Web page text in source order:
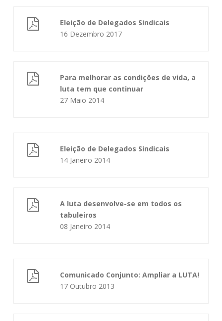
Eleição de Delegados Sindicais
16 Dezembro 2017
Para melhorar as condições de vida, a
luta tem que continuar
27 Maio 2014
Eleição de Delegados Sindicais
14 Janeiro 2014
A luta desenvolve-se em todos os
tabuleiros
08 Janeiro 2014
Comunicado Conjunto: Ampliar a LUTA!
17 Outubro 2013